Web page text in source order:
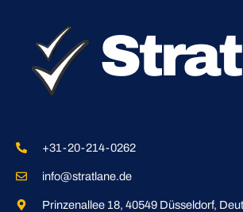
+31-20-214-0262
info@stratlane.de
Prinzenallee 18, 40549 Düsseldorf,